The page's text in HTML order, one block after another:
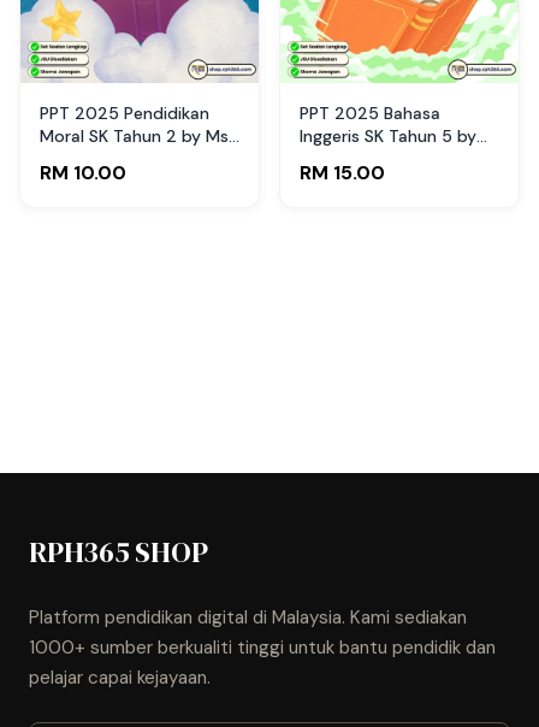
PPT 2025 Pendidikan
Moral SK Tahun 2 by Ms
RM 10.00
PPT 2025 Bahasa
Inggeris SK Tahun 5 by
RM 15.00
RPH365 SHOP
Platform pendidikan digital di Malaysia. Kami sediakan
1000+ sumber berkualiti tinggi untuk bantu pendidik dan
pelajar capai kejayaan.